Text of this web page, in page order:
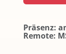
Präsenz:
Remote: